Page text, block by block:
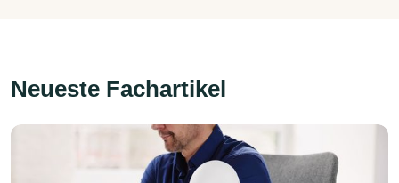
Neueste Fachartikel